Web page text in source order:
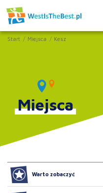
Start Miejsca Kesz
Miejsca
Warto zobaczyć